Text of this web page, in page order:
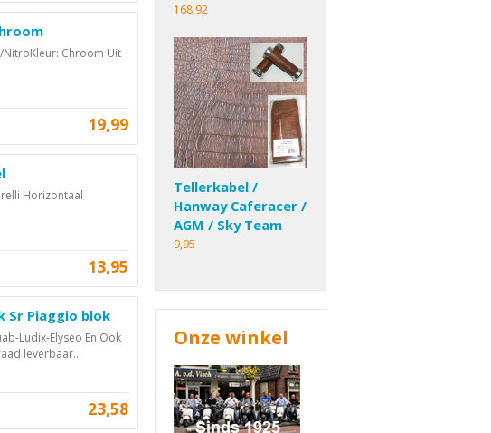
NitroKleur: Chroom Uit
19,99
Horizontaal
13,95
Sr Piaggio blok
Ludix-Elyseo En Ook
leverbaar...
23,58
168,92
Tellerkabel /
Hanway Caferacer /
AGM / Sky Team
9,95
Onze winkel